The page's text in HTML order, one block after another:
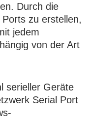
Durch die
zu erstellen,
jedem
von der Art
serieller Geräte
Serial Port